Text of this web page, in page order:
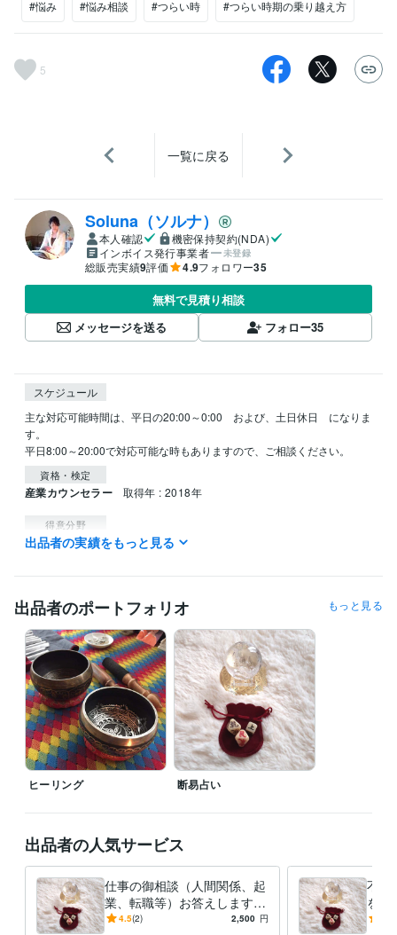
#悩み #悩み相談 #つらい時 #つらい時期の乗り越え方
5
一覧に戻る
Soluna（ソルナ）
本人確認
機密保持契約(NDA)
インボイス発行事業者
未登録
総販売実績9評価 4.9フォロワー35
無料で見積り相談
メッセージを送る
フォロー35
スケジュール
主な対応可能時間は、平日の20:00～0:00　および、土日休日　になりま
す。
平日8:00～20:00で対応可能な時もありますので、ご相談ください。
資格・検定
産業カウンセラー 取得年 : 2018年
得意分野
占い 恋愛、家族問題、仕事での人間関係全般
出品者の実績をもっと見る
出品者のポートフォリオ もっと見る
ヒーリング 断易占い
出品者の人気サービス
仕事の御相談（人間関係、起
業、転職等）お答えします
明確に答えが出る断易を使用
4.5(2) 2,500 円
不安
を易
見え